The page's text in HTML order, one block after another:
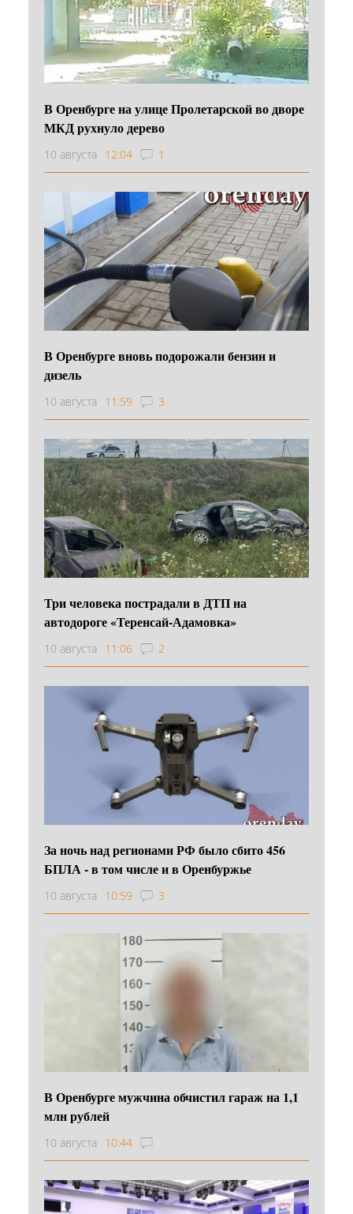
В Оренбурге на улице Пролетарской во дворе
МКД рухнуло дерево
10 августа 12:04 1
В Оренбурге вновь подорожали бензин и
дизель
10 августа 11:59 3
Три человека пострадали в ДТП на
автодороге «Теренсай-Адамовка»
10 августа 11:06 2
За ночь над регионами РФ было сбито 456
БПЛА - в том числе и в Оренбуржье
10 августа 10:59 3
В Оренбурге мужчина обчистил гараж на 1,1
млн рублей
10 августа 10:44